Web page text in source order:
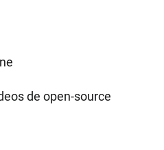
de open-source